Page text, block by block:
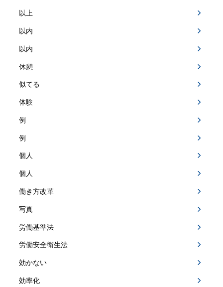
以上
以内
以内
休憩
似てる
体験
例
例
個人
個人
働き方改革
写真
労働基準法
労働安全衛生法
効かない
効率化